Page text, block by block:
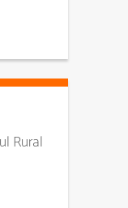
Rural